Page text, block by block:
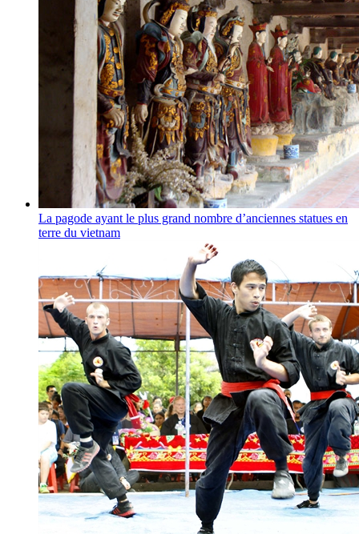
La pagode ayant le plus grand nombre d’anciennes statues en
terre du vietnam